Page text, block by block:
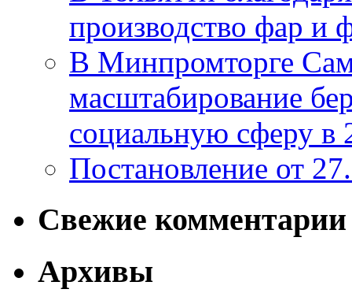
производство фар и
В Минпромторге
масштабирование
социальную сферу в
Постановление от
Свежие комментарии
Архивы